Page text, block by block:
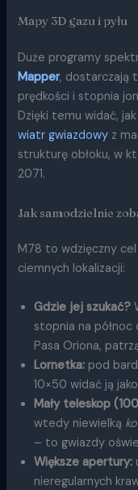
Mapy 3D gazu i pyłu
Duże programy
Mapper, dostarczają
prędkości i stopnia
Dzięki temu widać,
wiatr gwiazdowy z
strukturę obłoku, w
2071.
Jak samodzielnie
M78 to wdzięczny
ciemnych lokalizacji:
Gdzie jej szukać?
stopnia na północ
Pasa Oriona,
Lornetka: pod
10×50 widać ją
Mały teleskop
wtedy niewielką
– to gwiazdy
Większe apertury:
nieregularnych